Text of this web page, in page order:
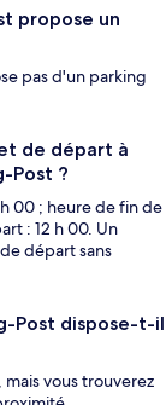
propose un
pas d'un parking
de départ à
Post ?
00 ; heure de fin de
: 12 h 00. Un
départ sans
Post dispose-t-il
vous trouverez